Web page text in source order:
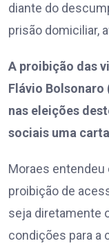
diante do
prisão domiciliar,
A proibição das
Flávio Bolsonaro
nas eleições
sociais uma
Moraes entendeu
proibição de
seja diretamente
condições para a